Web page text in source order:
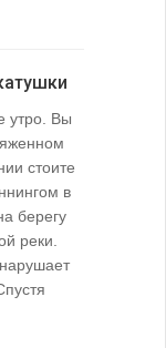
утро. Вы
стоите
в
берегу
реки.